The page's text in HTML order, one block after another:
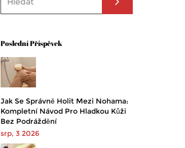
Poslední Příspěvek
Jak Se Správně Holit Mezi Nohama:
Kompletní Návod Pro Hladkou Kůži
Bez Podráždění
srp, 3 2026